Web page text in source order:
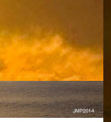
Ciencias